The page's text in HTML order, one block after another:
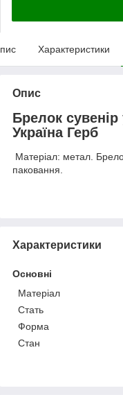
Характеристики
Опис
Брелок сувенір
Україна Герб
Матеріал: метал.
паковання.
Характеристики
Основні
Матеріал
Стать
Форма
Стан